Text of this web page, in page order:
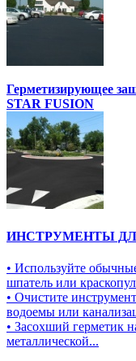
Герметизирующее
STAR FUSION
ИНСТРУМЕНТЫ
• Используйте
шпатель или
• Очистите
водоемы или
• Засохший герметик
металлической...